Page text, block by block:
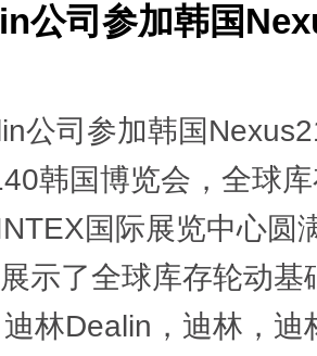
公司参加韩国
公司参加韩国
韩国博览会，全球
国际展览中心圆
示了全球库存轮动
林Dealin，迪林，